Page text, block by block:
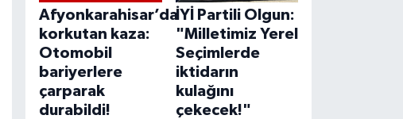
Afyonkarahisar’da
korkutan kaza:
Otomobil
bariyerlere
çarparak
durabildi!
İYİ Partili Olgun:
"Milletimiz Yerel
Seçimlerde
iktidarın
kulağını
çekecek!"